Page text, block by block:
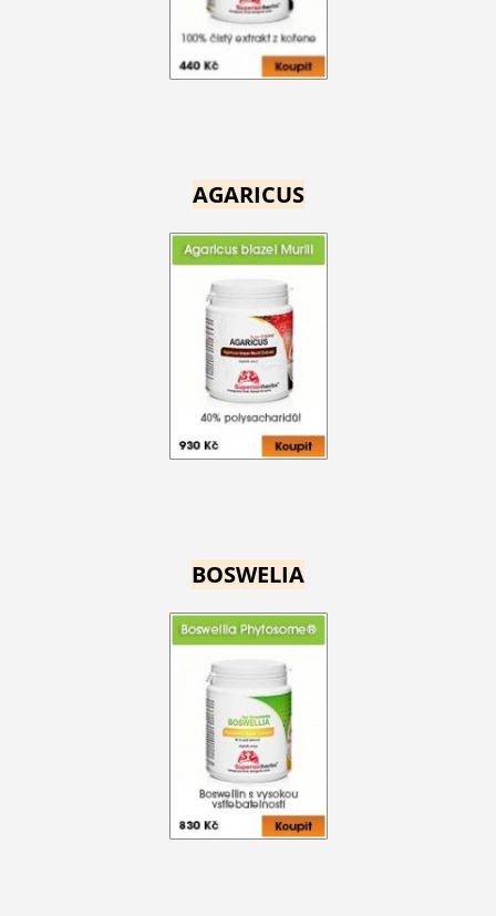
AGARICUS
BOSWELIA